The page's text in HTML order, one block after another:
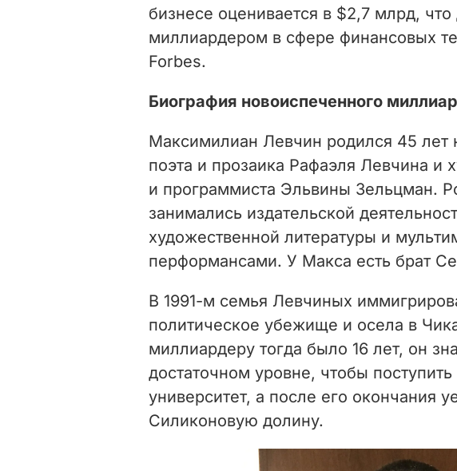
бизнесе оценивается в $2,7 млрд,
миллиардером в сфере финансовых
Forbes.
Биография новоиспеченного
Максимилиан Левчин родился 45 лет
поэта и прозаика Рафаэля Левчина и
и программиста Эльвины Зельцман.
занимались издательской
художественной литературы и
перформансами. У Макса есть брат
В 1991-м семья Левчиных
политическое убежище и осела в
миллиардеру тогда было 16 лет, он
достаточном уровне, чтобы
университет, а после его окончания
Силиконовую долину.